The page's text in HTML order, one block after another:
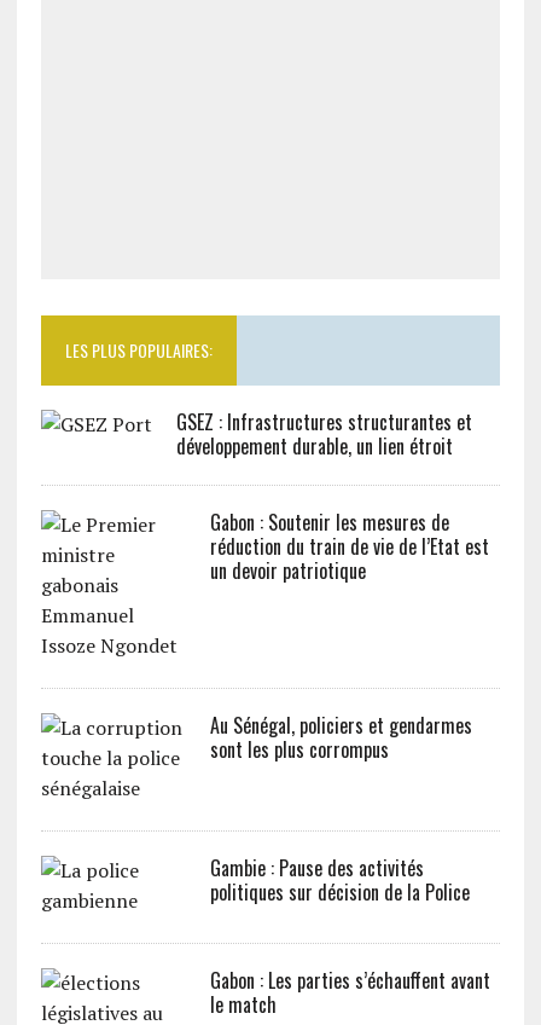
LES PLUS POPULAIRES:
GSEZ : Infrastructures structurantes et
développement durable, un lien étroit
Gabon : Soutenir les mesures de
réduction du train de vie de l’Etat est
un devoir patriotique
Au Sénégal, policiers et gendarmes
sont les plus corrompus
Gambie : Pause des activités
politiques sur décision de la Police
Gabon : Les parties s’échauffent avant
le match